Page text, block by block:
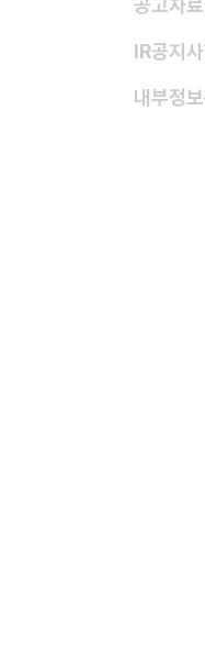
공고자
IR공지
내부정